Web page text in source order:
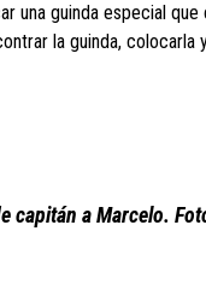
una guinda especial
la guinda,
capitán a Marcelo.